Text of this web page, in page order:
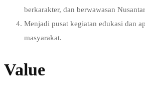
berkarakter, dan berwawasan
Menjadi pusat kegiatan edukasi dan
masyarakat.
Value